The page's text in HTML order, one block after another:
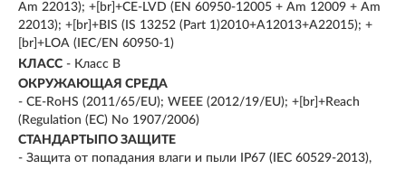
Am 22013); +[br]+CE-LVD (EN 60950-12005 + Am 12009 + Am
22013); +[br]+BIS (IS 13252 (Part 1)2010+A12013+A22015); +
[br]+LOA (IEC/EN 60950-1)
КЛАСС - Класс B
ОКРУЖАЮЩАЯ СРЕДА
- CE-RoHS (2011/65/EU); WEEE (2012/19/EU); +[br]+Reach
(Regulation (EC) No 1907/2006)
СТАНДАРТЫПО ЗАЩИТЕ
- Защита от попадания влаги и пыли IP67 (IEC 60529-2013),